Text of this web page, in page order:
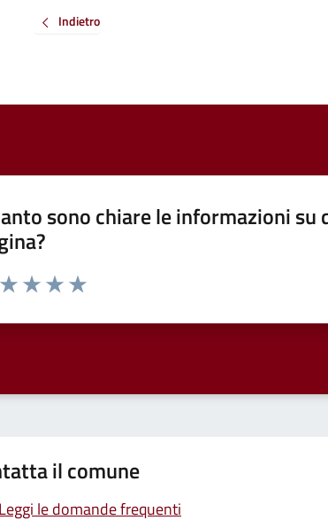
Indietro
sono chiare le informazioni su
da 1 a 5 stelle la pagina
il comune
Leggi le domande frequenti